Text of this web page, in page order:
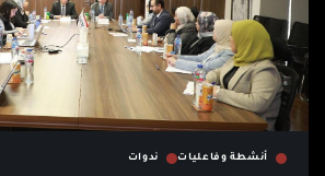
أنشطة وفاعليات ندوات